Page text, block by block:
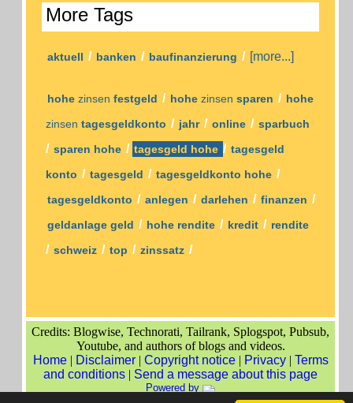
More Tags
aktuell / banken / baufinanzierung / [more...]
hohe zinsen festgeld / hohe zinsen sparen / hohe
zinsen tagesgeldkonto / jahr / online / sparbuch
/ sparen hohe / tagesgeld hohe / tagesgeld
konto / tagesgeld / tagesgeldkonto hohe /
tagesgeldkonto / anlegen / darlehen / finanzen /
geldanlage geld / hohe rendite / kredit / rendite
/ schweiz / top / zinssatz /
Credits: Blogwise, Technorati, Tailrank, Splogspot, Pubsub,
Youtube, and authors of blogs and videos.
Home| Disclaimer| Copyright notice| Privacy| Terms
and conditions | Send a message about this page
Powered by